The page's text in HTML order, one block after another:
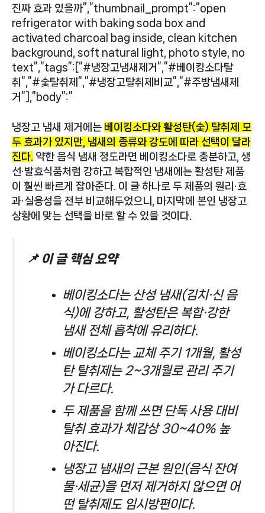
진짜 효과 있을까”,”thumbnail_prompt”:”open
refrigerator with baking soda box and
activated charcoal bag inside, clean kitchen
background, soft natural light, photo style, no
text”,”tags”:[“#냉장고냄새제거”,”#베이킹소다탈
취”,”#숯탈취제”,”#냉장고탈취제비교”,”#주방냄새제
거”],”body”:”
냉장고 냄새 제거에는 베이킹소다와 활성탄(숯) 탈취제 모
두 효과가 있지만, 냄새의 종류와 강도에 따라 선택이 달라
진다. 약한 음식 냄새 정도라면 베이킹소다로 충분하고, 생
선·발효식품처럼 강하고 복합적인 냄새에는 활성탄 제품
이 훨씬 빠르게 잡아준다. 이 글 하나로 두 제품의 원리·효
과·실용성을 전부 비교해두었으니, 마지막에 본인 냉장고
상황에 맞는 선택을 바로 할 수 있을 것이다.
📌 이 글 핵심 요약
베이킹소다는 산성 냄새(김치·신 음
식)에 강하고, 활성탄은 복합·강한
냄새 전체 흡착에 유리하다.
베이킹소다는 교체 주기 1개월, 활성
탄 탈취제는 2~3개월로 관리 주기
가 다르다.
두 제품을 함께 쓰면 단독 사용 대비
탈취 효과가 체감상 30~40% 높
아진다.
냉장고 냄새의 근본 원인(음식 잔여
물·세균)을 먼저 제거하지 않으면 어
떤 탈취제도 임시방편이다.